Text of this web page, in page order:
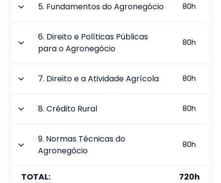
5. Fundamentos do Agronegócio 80h
6. Direito e Políticas Públicas
para o Agronegócio
80h
7. Direito e a Atividade Agrícola 80h
8.Crédito Rural 80h
9. Normas Técnicas do
Agronegócio
80h
TOTAL: 720h